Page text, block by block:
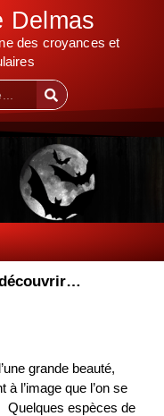
Delmas
des croyances et
grande beauté,
l’image que l’on se
Quelques espèces de